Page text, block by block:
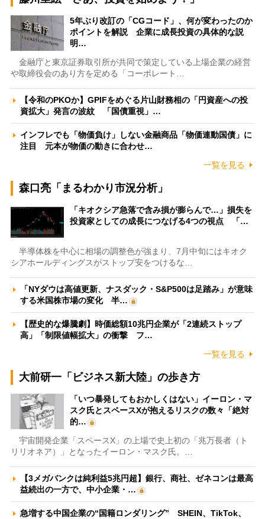
5年ぶり改訂の「CGコード」、何が変わったのか
ポイントを解説 企業に成長投資の具体的な説
明…
金融庁と東京証券取引所が共同で策定している上場企業の経営
や取締役会のあり方を定める「コーポレート…
【令和のPKOか】GPIFをめぐる片山財務相の「円資産への投
資拡大」発言の波紋 「国債重視」…
インフレでも「物価負け」しない金融商品「物価連動国債」に
注目 元本が物価の動きに合わせ…
一覧を見る
森口亮「まるわかり市況分析」
「キオクシア急落で含み損が膨らんで…」損失を
投資家としての成長につなげる4つの視点 「…
半導体株を中心に相場の調整色が強まり、7月中旬にはキオク
シアホールディングスがストップ安をつけるな…
「NYダウは高値更新、ナスダック・S&P500は足踏み」が意味
する米国株市場の変化 半…
【歴史的な爆騰劇】時価総額10兆円企業が「2連続ストップ
高」「制限値幅拡大」の衝撃 フ…
一覧を見る
大前研一「ビジネス新大陸」の歩き方
「いつ暴発してもおかしくはない」イーロン・マ
スク氏とスペースXが抱えるリスクの数々「絶対
的…
宇宙開発企業「スペースX」の上場で史上初の「兆万長者（ト
リリオネア）」となったイーロン・マスク氏。…
【3メガバンクは純利益5兆円超】銀行、商社、ゼネコンは最高
益続出の一方で、中小企業・…
急増する中国企業の“国籍ロンダリング” SHEIN、TikTok、